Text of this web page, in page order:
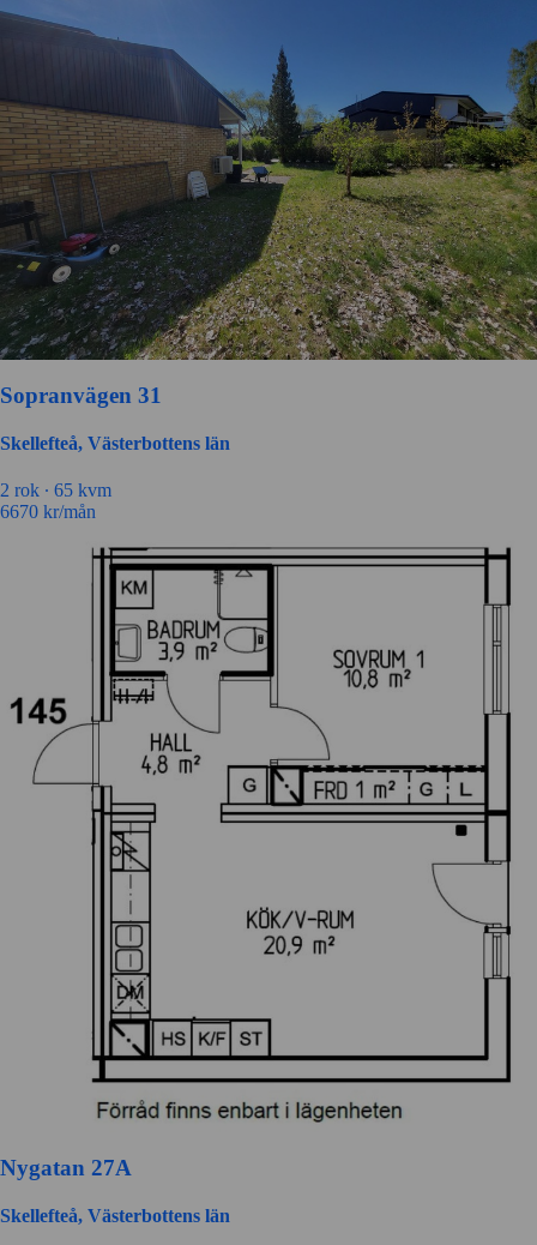
Sopranvägen 31
Skellefteå, Västerbottens län
2 rok ∙ 65 kvm
6670 kr/mån
Nygatan 27A
Skellefteå, Västerbottens län